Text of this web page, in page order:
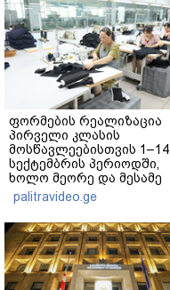
ფორმების რეალიზაცია
პირველი კლასის
მოსწავლეებისთვის 1–14
სექტემბრის პერიოდში,
ხოლო მეორე და მესამე
ეტაპებზე...
palitravideo.ge